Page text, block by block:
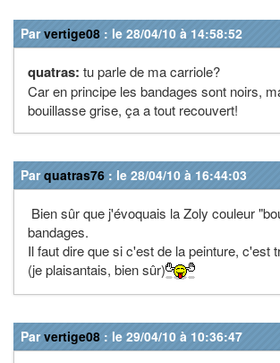
Parvertige08 : le 28/04/10 à 14:58:52
quatras: tu parle de ma carriole?
Car en principe les bandages sont noirs,
bouillasse grise, ça a tout recouvert!
Parquatras76 : le 28/04/10 à 16:44:03
Bien sûr que j'évoquais la Zoly couleur
bandages.
Il faut dire que si c'est de la peinture, c'est
(je plaisantais, bien sûr)
Parvertige08 : le 29/04/10 à 10:36:47